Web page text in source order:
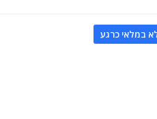
במלאי כרגע